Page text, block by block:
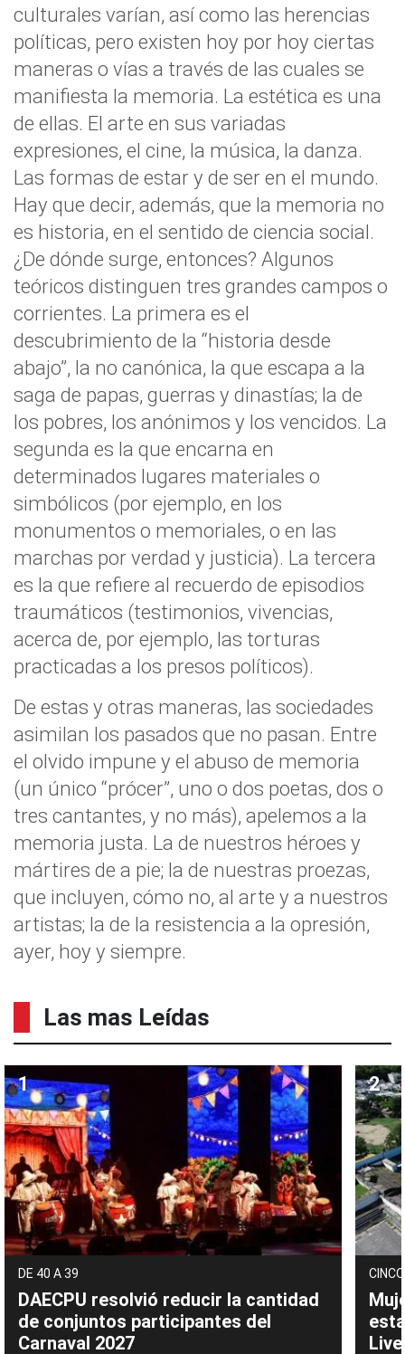
culturales varían, así como las herencias
políticas, pero existen hoy por hoy ciertas
maneras o vías a través de las cuales se
manifiesta la memoria. La estética es una
de ellas. El arte en sus variadas
expresiones, el cine, la música, la danza.
Las formas de estar y de ser en el mundo.
Hay que decir, además, que la memoria no
es historia, en el sentido de ciencia social.
¿De dónde surge, entonces? Algunos
teóricos distinguen tres grandes campos o
corrientes. La primera es el
descubrimiento de la “historia desde
abajo”, la no canónica, la que escapa a la
saga de papas, guerras y dinastías; la de
los pobres, los anónimos y los vencidos. La
segunda es la que encarna en
determinados lugares materiales o
simbólicos (por ejemplo, en los
monumentos o memoriales, o en las
marchas por verdad y justicia). La tercera
es la que refiere al recuerdo de episodios
traumáticos (testimonios, vivencias,
acerca de, por ejemplo, las torturas
practicadas a los presos políticos).
De estas y otras maneras, las sociedades
asimilan los pasados que no pasan. Entre
el olvido impune y el abuso de memoria
(un único “prócer”, uno o dos poetas, dos o
tres cantantes, y no más), apelemos a la
memoria justa. La de nuestros héroes y
mártires de a pie; la de nuestras proezas,
que incluyen, cómo no, al arte y a nuestros
artistas; la de la resistencia a la opresión,
ayer, hoy y siempre.
Las mas Leídas
DE 40 A 39
DAECPU resolvió reducir la cantidad
de conjuntos participantes del
Carnaval 2027